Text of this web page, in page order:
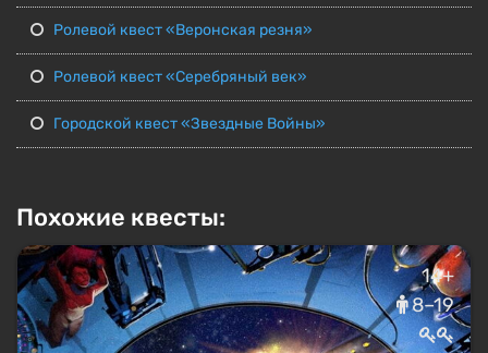
Ролевой квест «Веронская резня»
Ролевой квест «Серебряный век»
Городской квест «Звездные Войны»
Похожие квесты:
14+
8–19